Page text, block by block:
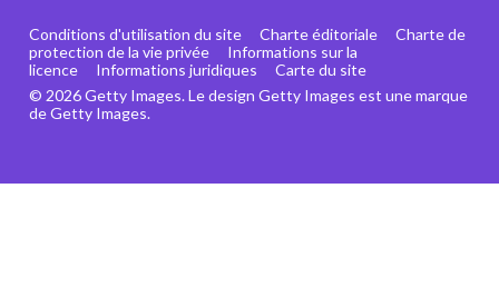
© 2026 Getty Images. Le design Getty Images est une marque
de Getty Images.
Conditions d'utilisation du site Charte éditoriale
Charte de
protection de la vie privée
Informations sur la
licence
Informations juridiques Carte du site